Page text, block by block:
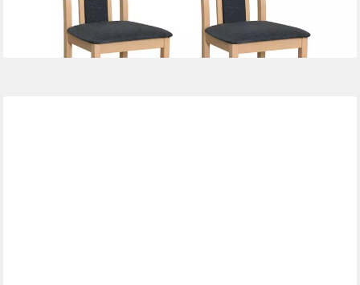
lieferbar in 4 Wochen